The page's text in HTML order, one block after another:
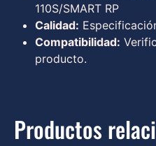
110S/SMART RP
Calidad:
Compatibilidad:
producto.
Productos